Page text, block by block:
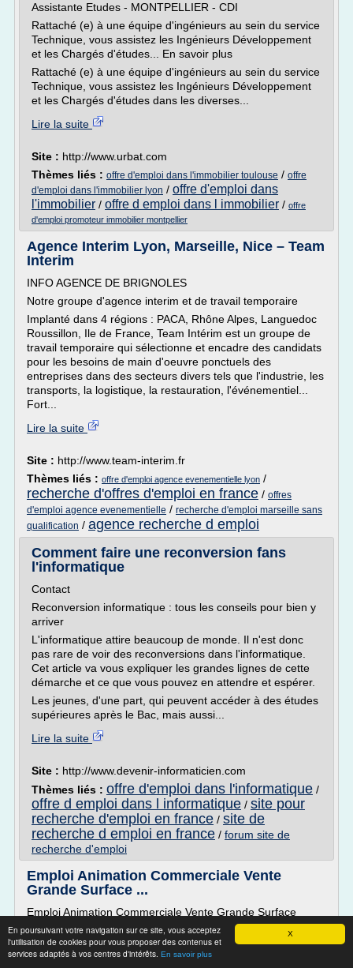
X
En poursuivant votre navigation sur ce site, vous acceptez
l'utilisation de cookies pour vous proposer des contenus et
services adaptés à vos centres d'intérêts. En savoir plus
Assistante Etudes - MONTPELLIER - CDI
Rattaché (e) à une équipe d'ingénieurs au sein du service
Technique, vous assistez les Ingénieurs Développement
et les Chargés d'études... En savoir plus
Rattaché (e) à une équipe d'ingénieurs au sein du service
Technique, vous assistez les Ingénieurs Développement
et les Chargés d'études dans les diverses...
Lire la suite
Site : http://www.urbat.com
Thèmes liés : offre d'emploi dans l'immobilier toulouse / offre
d'emploi dans l'immobilier lyon / offre d'emploi dans
l'immobilier / offre d emploi dans l immobilier / offre
d'emploi promoteur immobilier montpellier
Agence Interim Lyon, Marseille, Nice – Team
Interim
INFO AGENCE DE BRIGNOLES
Notre groupe d'agence interim et de travail temporaire
Implanté dans 4 régions : PACA, Rhône Alpes, Languedoc
Roussillon, Ile de France, Team Intérim est un groupe de
travail temporaire qui sélectionne et encadre des candidats
pour les besoins de main d'oeuvre ponctuels des
entreprises dans des secteurs divers tels que l'industrie, les
transports, la logistique, la restauration, l'événementiel...
Fort...
Lire la suite
Site : http://www.team-interim.fr
Thèmes liés : offre d'emploi agence evenementielle lyon /
recherche d'offres d'emploi en france / offres
d'emploi agence evenementielle / recherche d'emploi marseille sans
qualification / agence recherche d emploi
Comment faire une reconversion fans
l'informatique
Contact
Reconversion informatique : tous les conseils pour bien y
arriver
L'informatique attire beaucoup de monde. Il n'est donc
pas rare de voir des reconversions dans l'informatique.
Cet article va vous expliquer les grandes lignes de cette
démarche et ce que vous pouvez en attendre et espérer.
Les jeunes, d'une part, qui peuvent accéder à des études
supérieures après le Bac, mais aussi...
Lire la suite
Site : http://www.devenir-informaticien.com
Thèmes liés : offre d'emploi dans l'informatique /
offre d emploi dans l informatique / site pour
recherche d'emploi en france / site de
recherche d emploi en france / forum site de
recherche d'emploi
Emploi Animation Commerciale Vente
Grande Surface ...
Emploi Animation Commerciale Vente Grande Surface
Offres de travail 1 - 10 de 197
Trier par: Date | Pertinence